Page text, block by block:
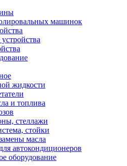
машинок
жидкости
и топлива
стеллажи
стойки
масла
автокондиционеров
оборудование